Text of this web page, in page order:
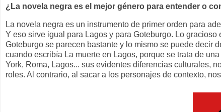
¿La novela negra es el mejor género para entender o
La novela negra es un instrumento de primer orden para
Y eso sirve igual para Lagos y para Goteburgo. Lo
Goteburgo se parecen bastante y lo mismo se puede decir
cuando escribía La muerte en Lagos, porque se trata de
York, Roma, Lagos... sus evidentes diferencias culturales,
roles. Al contrario, al sacar a los personajes de contexto,